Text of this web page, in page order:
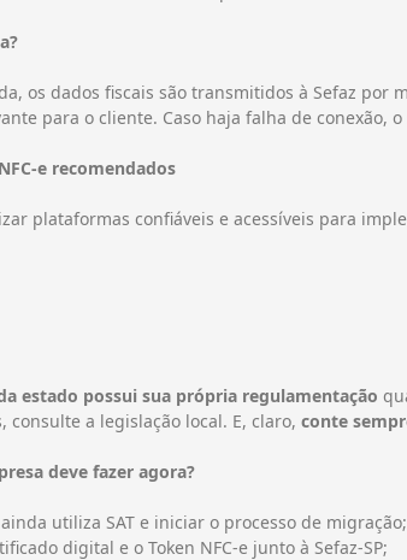
os dados fiscais são transmitidos à Sefaz por
para o cliente. Caso haja falha de conexão,
e recomendados
plataformas confiáveis e acessíveis para
estado possui sua própria regulamentação
consulte a legislação local. E, claro, conte
deve fazer agora?
utiliza SAT e iniciar o processo de migração;
digital e o Token NFC-e junto à Sefaz-SP;